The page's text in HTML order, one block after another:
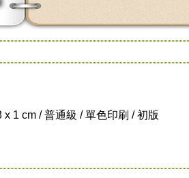
1 cm / 普通級 / 單色印刷 / 初版